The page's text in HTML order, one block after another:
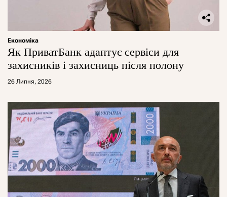
Економіка
Як ПриватБанк адаптує сервіси для
захисників і захисниць після полону
26 Липня, 2026